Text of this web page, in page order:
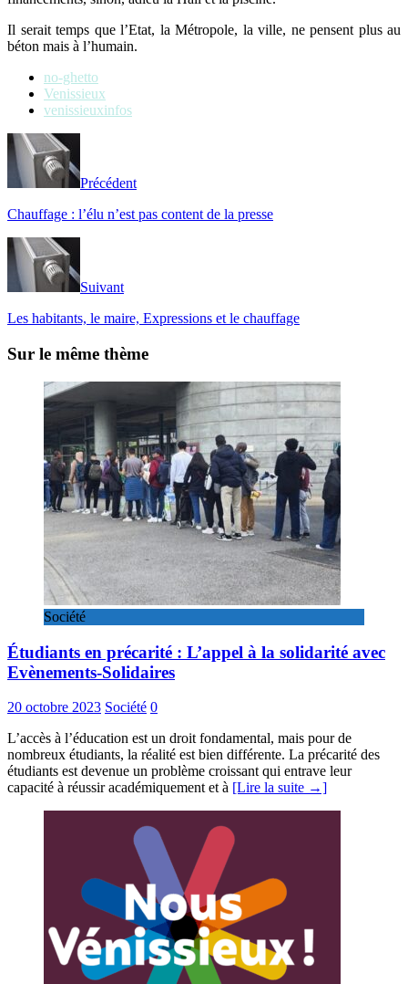
Il serait temps que l’Etat, la Métropole, la ville, ne pensent plus au
béton mais à l’humain.
no-ghetto
Venissieux
venissieuxinfos
Précédent
Chauffage : l’élu n’est pas content de la presse
Suivant
Les habitants, le maire, Expressions et le chauffage
Sur le même thème
Société
Étudiants en précarité : L’appel à la solidarité avec
Evènements-Solidaires
20 octobre 2023 Société 0
L’accès à l’éducation est un droit fondamental, mais pour de
nombreux étudiants, la réalité est bien différente. La précarité des
étudiants est devenue un problème croissant qui entrave leur
capacité à réussir académiquement et à [Lire la suite →]